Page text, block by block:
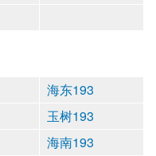
海东193
玉树193
海南193